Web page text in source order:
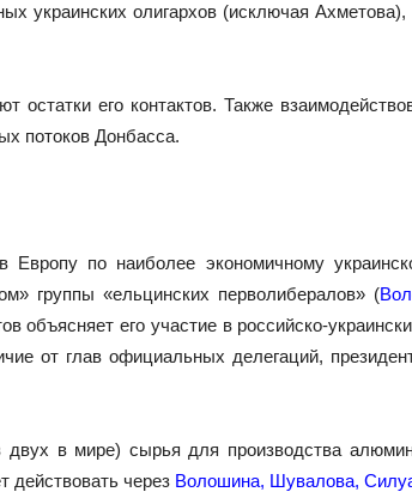
украинских олигархов (исключая Ахметова),
его контактов. Также
потоков Донбасса.
по наиболее экономичному
группы «ельцинских перволибералов» (
объясняет его участие в российско-
от глав официальных делегаций,
в мире) сырья для производства
действовать через Волошина, Шувалова,